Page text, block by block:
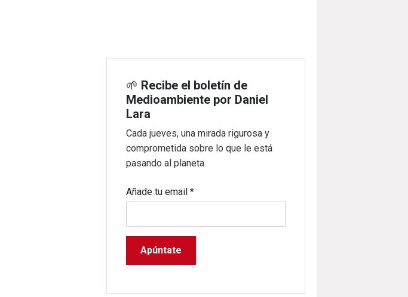
🌱 Recibe el boletín de
Medioambiente por Daniel
Lara
Cada jueves, una mirada rigurosa y
comprometida sobre lo que le está
pasando al planeta.
Añade tu email *